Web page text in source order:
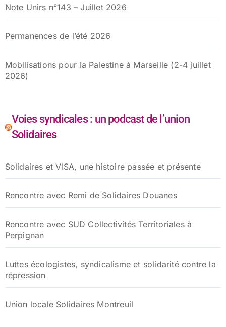
Note Unirs n°143 – Juillet 2026
Permanences de l’été 2026
Mobilisations pour la Palestine à Marseille (2-4 juillet
2026)
Voies syndicales : un podcast de l’union
Solidaires
Solidaires et VISA, une histoire passée et présente
Rencontre avec Remi de Solidaires Douanes
Rencontre avec SUD Collectivités Territoriales à
Perpignan
Luttes écologistes, syndicalisme et solidarité contre la
répression
Union locale Solidaires Montreuil